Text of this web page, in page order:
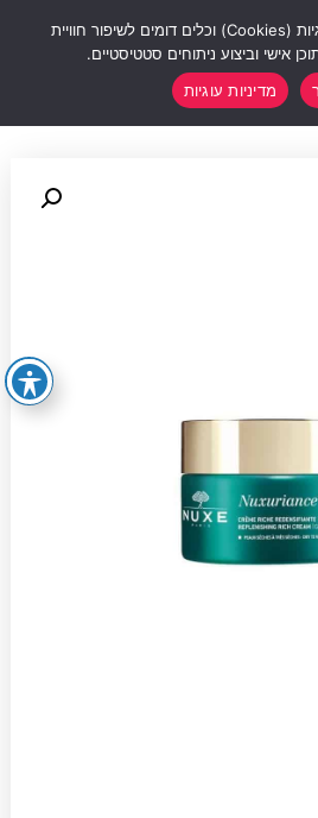
באתר נעשה שימוש בעוגיות (Cookies) וכלים דומים לשיפור חוויית
אישי וביצוע ניתוחים סטטיסטיים.
מדיניות עוגיות